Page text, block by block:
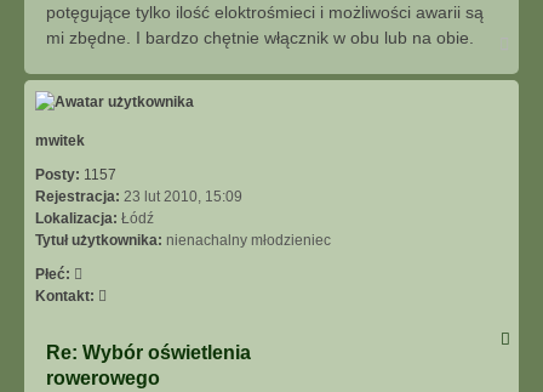
potęgujące tylko ilość eloktrośmieci i możliwości awarii są
mi zbędne. I bardzo chętnie włącznik w obu lub na obie.
g
mwitek
Posty: 1157
Rejestracja: 23 lut 2010, 15:09
Lokalizacja: Łódź
Tytuł użytkownika: nienachalny młodzieniec
Płeć:
Kontakt:
n
t
Re: Wybór oświetlenia
rowerowego